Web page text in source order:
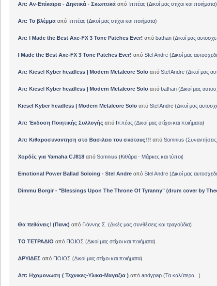
Απ: Αν-Επίκαιρα - Δηκτικά - Σκωπτικά από Ιππέας(Δικοί μας στίχοι και ποιήματα)
Απ: Το βλέμμα από Ιππέας(Δικοί μας στίχοι και ποιήματα)
Απ: I Made the Best Axe-FX 3 Tone Patches Ever! από bathan(Δικοί μας
I Made the Best Axe-FX 3 Tone Patches Ever! από Stel Andre(Δικοί μας
Απ: Kiesel Kyber headless | Modern Metalcore Solo από Stel Andre(Δικοί μας
Απ: Kiesel Kyber headless | Modern Metalcore Solo από bathan(Δικοί μας
Kiesel Kyber headless | Modern Metalcore Solo από Stel Andre(Δικοί μας
Απ: Έκδοση Ποιητικής Συλλογής από Ιππέας(Δικοί μας στίχοι και ποιήματα)
Απ: Κιθαροσυναντηση στο Βασιλειο του σκότους!!! από Somnius (Συναντήσεις
Χορδές για Yamaha CJ818από Somnius (Κιθάρα - Μάρκες και τύποι)
Emotional Power Ballad Soloing - Stel Andreαπό Stel Andre(Δικοί μας
Dimmu Borgir - "Blessings Upon The Throne Of Tyranny" (drum cover by
Θα πεθάνεις! (Πανκ) από Γιάννης Σ. (Δικές μας συνθέσεις και τραγούδια)
ΤΟ ΤΕΤΡΑΔΙΟ από ΠΟΙΟΣ (Δικοί μας στίχοι και ποιήματα)
ΔΡΥΙΔΕΣ από ΠΟΙΟΣ (Δικοί μας στίχοι και ποιήματα)
Απ: Ηχομονωση ( Τεχνικες-Υλικα-Μαγαζια ) από andypap(Τα καλύτερα... )